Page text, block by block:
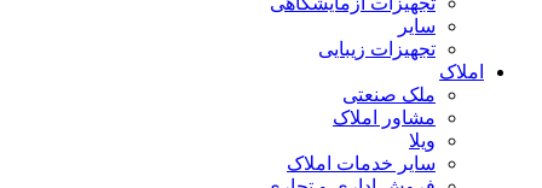
سایر
تجهیزات زیبایی
املاک
ملک صنعتی
مشاور املاک
ویلا
سایر خدمات املاک